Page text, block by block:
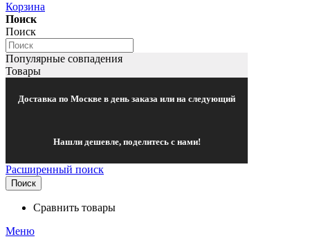
Корзина
Поиск
Поиск
Популярные совпадения
Товары
Доставка по Москве в день заказа или на следующий
Нашли дешевле, поделитесь с нами!
Расширенный поиск
Поиск
Сравнить товары
Меню